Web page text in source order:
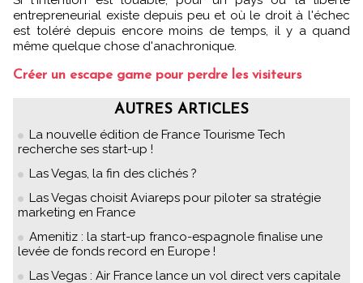
entrepreneurial existe depuis peu et où le droit à l'échec
est toléré depuis encore moins de temps, il y a quand
même quelque chose d'anachronique.
Créer un escape game pour perdre les visiteurs
AUTRES ARTICLES
La nouvelle édition de France Tourisme Tech
recherche ses start-up !
Las Vegas, la fin des clichés ?
Las Vegas choisit Aviareps pour piloter sa stratégie
marketing en France
Amenitiz : la start-up franco-espagnole finalise une
levée de fonds record en Europe !
Las Vegas : Air France lance un vol direct vers capitale